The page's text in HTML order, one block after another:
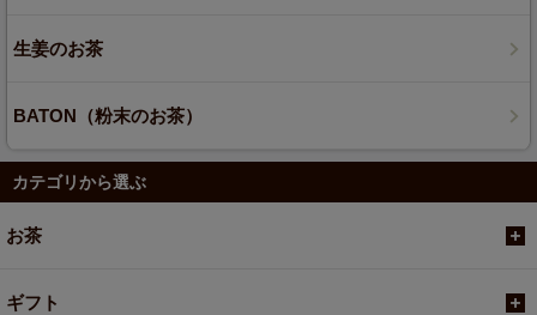
生姜のお茶
BATON（粉末のお茶）
カテゴリから選ぶ
お茶
ギフト